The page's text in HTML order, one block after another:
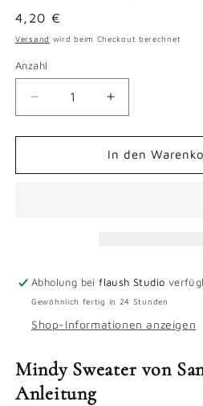
Normaler
Preis
4,20 €
Versand wird beim Checkout berechnet
Anzahl
Verringere
die
Menge
Mindy
Erhöhe
die
Menge
für
Mindy
In den
Abholung beiflaush Studio
Gewöhnlich fertig in 24 Stunden
Shop-Informationen anzeigen
Mindy Sweater von
Anleitung